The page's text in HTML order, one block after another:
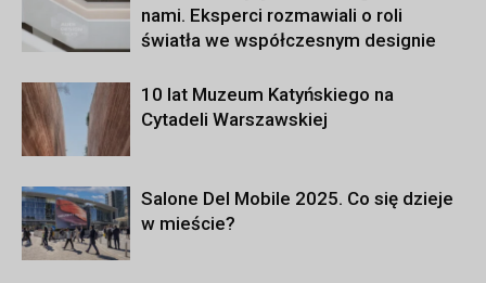
nami. Eksperci rozmawiali o roli
światła we współczesnym designie
10 lat Muzeum Katyńskiego na
Cytadeli Warszawskiej
Salone Del Mobile 2025. Co się dzieje
w mieście?